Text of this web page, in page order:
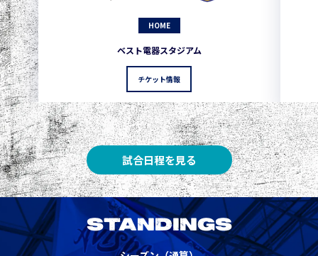
HOME
ベスト電器スタジアム
チケット情報
試合日程を見る
STANDINGS
3
5 3
5 3 1
5
8 清水 3 1 0 0 1
8 神戸 3 1 0 1
10 東京Ｖ 1 0 1 0 0
10 川崎Ｆ 1 0 1 0
12 浦和 0 0 0 1 -1